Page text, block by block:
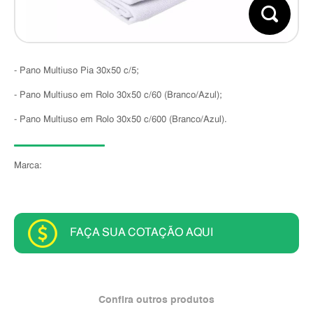
- Pano Multiuso Pia 30x50 c/5;
- Pano Multiuso em Rolo 30x50 c/60 (Branco/Azul);
- Pano Multiuso em Rolo 30x50 c/600 (Branco/Azul).
Marca:
FAÇA SUA COTAÇÃO AQUI
Confira outros produtos